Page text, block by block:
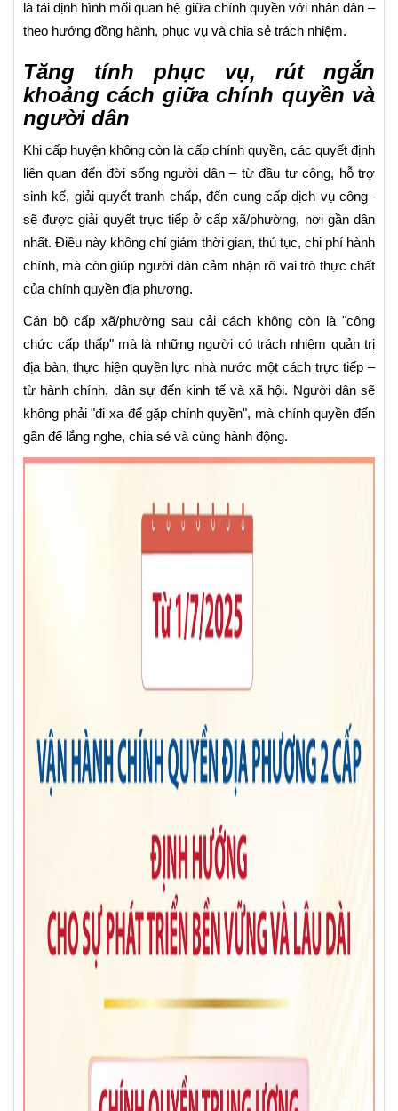
là tái định hình mối quan hệ giữa chính quyền với nhân dân –
theo hướng đồng hành, phục vụ và chia sẻ trách nhiệm.
Tăng tính phục vụ, rút ngắn
khoảng cách giữa chính quyền và
người dân
Khi cấp huyện không còn là cấp chính quyền, các quyết định
liên quan đến đời sống người dân – từ đầu tư công, hỗ trợ
sinh kế, giải quyết tranh chấp, đến cung cấp dịch vụ công–
sẽ được giải quyết trực tiếp ở cấp xã/phường, nơi gần dân
nhất. Điều này không chỉ giảm thời gian, thủ tục, chi phí hành
chính, mà còn giúp người dân cảm nhận rõ vai trò thực chất
của chính quyền địa phương.
Cán bộ cấp xã/phường sau cải cách không còn là "công
chức cấp thấp" mà là những người có trách nhiệm quản trị
địa bàn, thực hiện quyền lực nhà nước một cách trực tiếp –
từ hành chính, dân sự đến kinh tế và xã hội. Người dân sẽ
không phải "đi xa để gặp chính quyền", mà chính quyền đến
gần để lắng nghe, chia sẻ và cùng hành động.